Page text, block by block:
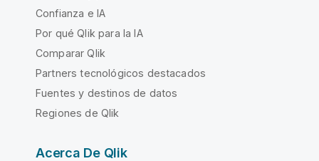
Confianza e IA
Por qué Qlik para la IA
Comparar Qlik
Partners tecnológicos destacados
Fuentes y destinos de datos
Regiones de Qlik
Acerca De Qlik